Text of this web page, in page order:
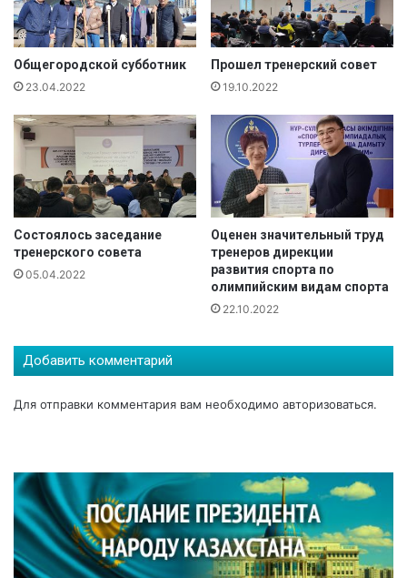
а
з
а
х
с
о
м
з
ы
к
е
о
й
т
и
р
в
ц
и
н
а
ц
и
Общегородской субботник
23.04.2022
Прошел тренерский совет
19.10.2022
Состоялось заседание
тренерского совета
05.04.2022
Оценен значительный труд
тренеров дирекции
развития спорта по
олимпийским видам спорта
22.10.2022
Добавить комментарий
Для отправки комментария вам необходимо авторизоваться.